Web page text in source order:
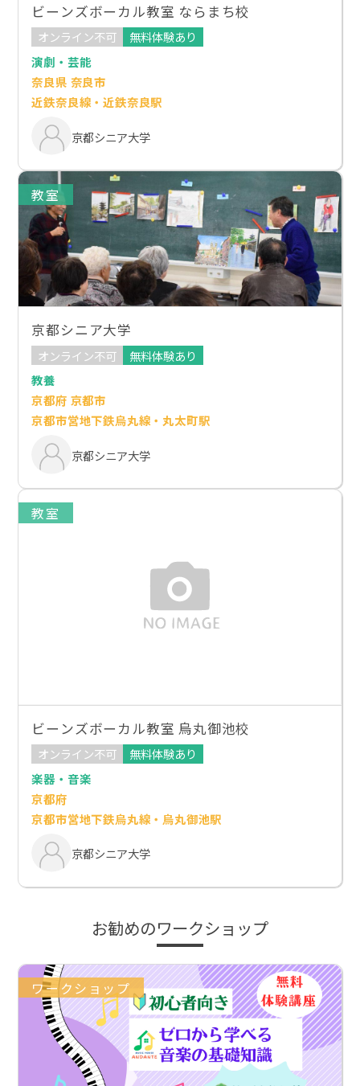
ビーンズボーカル教室 ならまち校
オンライン不可
無料体験あり
演劇・芸能
奈良県 奈良市
近鉄奈良線・近鉄奈良駅
京都シニア大学
教室
京都シニア大学
オンライン不可
無料体験あり
教養
京都府 京都市
京都市営地下鉄烏丸線・丸太町駅
京都シニア大学
教室
ビーンズボーカル教室 烏丸御池校
オンライン不可
無料体験あり
楽器・音楽
京都府
京都市営地下鉄烏丸線・烏丸御池駅
京都シニア大学
お勧めのワークショップ
ワークショップ